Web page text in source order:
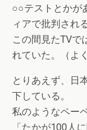
○○テストとかが
ィアで批判される
この間見たTVで
れていた。（よ
とりあえず、日
下している。
私のようなペー
「たかが100人